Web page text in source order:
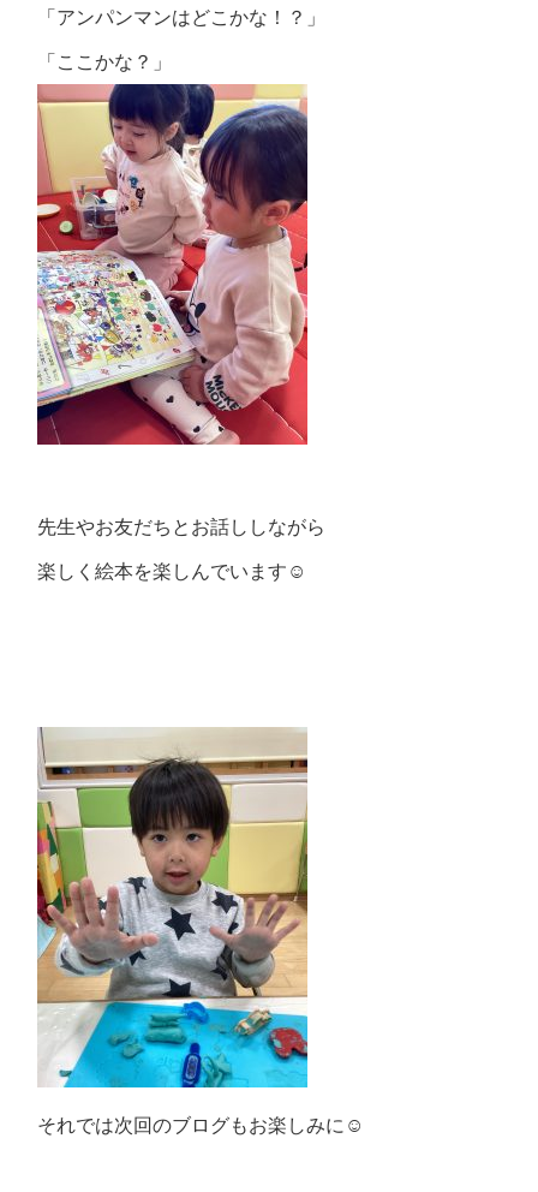
「アンパンマンはどこかな！？」
「ここかな？」
先生やお友だちとお話ししながら
楽しく絵本を楽しんでいます☺️
それでは次回のブログもお楽しみに☺️